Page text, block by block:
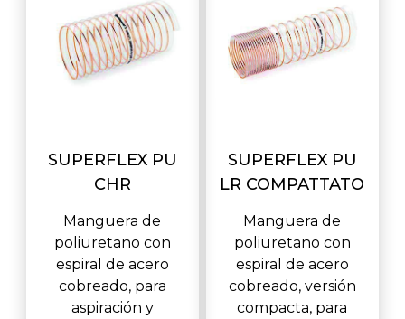
SUPERFLEX PU
CHR
Manguera de
poliuretano con
espiral de acero
cobreado, para
aspiración y
SUPERFLEX PU
LR COMPATTATO
Manguera de
poliuretano con
espiral de acero
cobreado, versión
compacta, para